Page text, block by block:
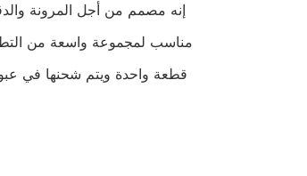
مناسب لمجموعة واسعة من